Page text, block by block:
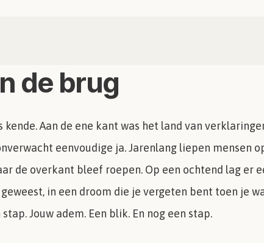
de brug
kende. Aan de ene kant was het land van
eenvoudige ja. Jarenlang liepen mensen
de overkant bleef roepen. Op een ochtend lag er
in een droom die je vergeten bent toen je
Jouw adem. Een blik. En nog een stap.